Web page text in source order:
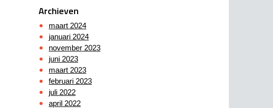
Archieven
maart 2024
januari 2024
november 2023
juni 2023
maart 2023
februari 2023
juli 2022
april 2022